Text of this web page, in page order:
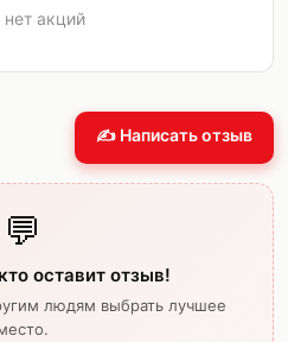
нет акций
✍️ Написать отзыв
💬
оставит отзыв!
людям выбрать лучшее